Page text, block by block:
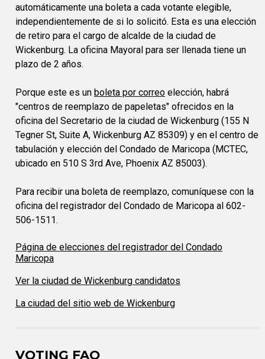
automáticamente una boleta a cada votante elegible,
independientemente de si lo solicitó. Esta es una elección
de retiro para el cargo de alcalde de la ciudad de
Wickenburg. La oficina Mayoral para ser llenada tiene un
plazo de 2 años.
Porque este es un boleta por correo elección, habrá
"centros de reemplazo de papeletas" ofrecidos en la
oficina del Secretario de la ciudad de Wickenburg (155 N
Tegner St, Suite A, Wickenburg AZ 85309) y en el centro de
tabulación y elección del Condado de Maricopa (MCTEC,
ubicado en 510 S 3rd Ave, Phoenix AZ 85003).
Para recibir una boleta de reemplazo, comuníquese con la
oficina del registrador del Condado de Maricopa al 602-
506-1511.
Página de elecciones del registrador del Condado
Maricopa
Ver la ciudad de Wickenburg candidatos
La ciudad del sitio web de Wickenburg
VOTING FAQ